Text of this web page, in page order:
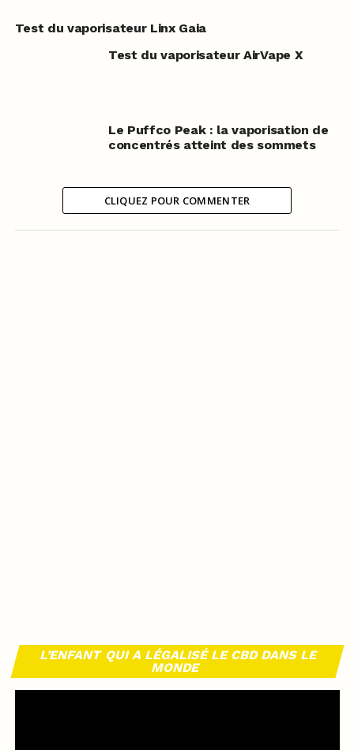
Test du vaporisateur Linx Gaia
Test du vaporisateur AirVape X
Le Puffco Peak : la vaporisation de
concentrés atteint des sommets
CLIQUEZ POUR COMMENTER
L’ENFANT QUI A LÉGALISÉ LE CBD DANS LE
MONDE